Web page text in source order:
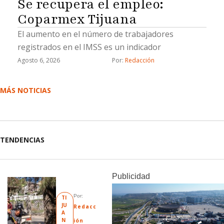
Se recupera el empleo:
Coparmex Tijuana
El aumento en el número de trabajadores
registrados en el IMSS es un indicador
Agosto 6, 2026 Por: Redacción
MÁS NOTICIAS
TENDENCIAS
TI
JU
A
N
Por:
Redacc
ión
Publicidad